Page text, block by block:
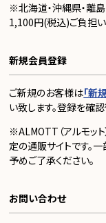
※北海道・沖縄県・離
1,100円(税込)ご負担い
新規会員登録
ご新規のお客様は「新
い致します。登録を確
※ALMOTT（アルモッ
定の通販サイトです。
予めご了承ください。
お問い合わせ